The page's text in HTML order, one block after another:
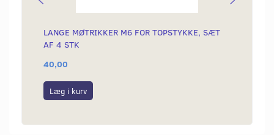
LANGE MØTRIKKER M6 FOR TOPSTYKKE, SÆT
AF 4 STK
40,00
Læg i kurv